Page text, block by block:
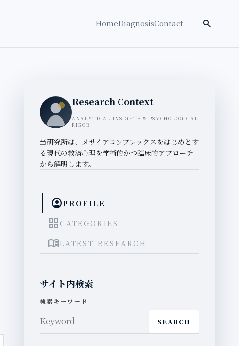
HomeDiagnosisContact 検索を開く
search
Research Context
ANALYTICAL INSIGHTS & PSYCHOLOGICAL
RIGOR
当研究所は、メサイアコンプレックスをはじめとす
る現代の救済心理を学術的かつ臨床的アプローチ
から解明します。
account_circlePROFILE
grid_view CATEGORIES
menu_bookLATEST RESEARCH
サイト内検索
検索キーワード
SEARCH